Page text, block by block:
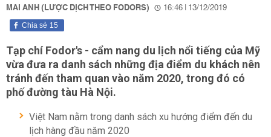
MAI ANH (LƯỢC DỊCH THEO FODORS) 16:46 | 13/12/2019
15
Chia sẻ
Tạp chí Fodor's - cẩm nang du lịch nổi tiếng của Mỹ
vừa đưa ra danh sách những địa điểm du khách nên
tránh đến tham quan vào năm 2020, trong đó có
phố đường tàu Hà Nội.
Việt Nam nằm trong danh sách xu hướng điểm đến du
lịch hàng đầu năm 2020